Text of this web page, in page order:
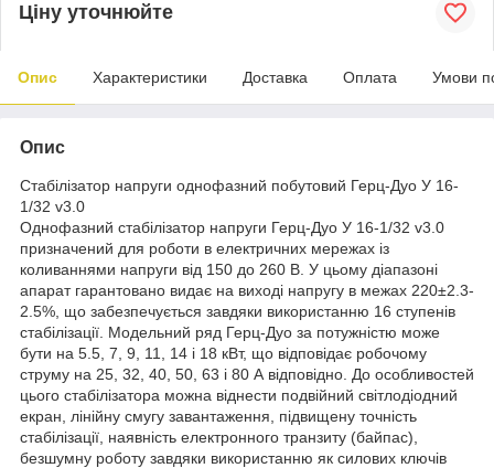
Ціну уточнюйте
Опис Характеристики Доставка Оплата Умови
Опис
Стабілізатор напруги однофазний побутовий Герц-Дуо У 16-
1/32 v3.0
Однофазний стабілізатор напруги Герц-Дуо У 16-1/32 v3.0
призначений для роботи в електричних мережах із
коливаннями напруги від 150 до 260 В. У цьому діапазоні
апарат гарантовано видає на виході напругу в межах 220±2.3-
2.5%, що забезпечується завдяки використанню 16 ступенів
стабілізації. Модельний ряд Герц-Дуо за потужністю може
бути на 5.5, 7, 9, 11, 14 і 18 кВт, що відповідає робочому
струму на 25, 32, 40, 50, 63 і 80 А відповідно. До особливостей
цього стабілізатора можна віднести подвійний світлодіодний
екран, лінійну смугу завантаження, підвищену точність
стабілізації, наявність електронного транзиту (байпас),
безшумну роботу завдяки використанню як силових ключів